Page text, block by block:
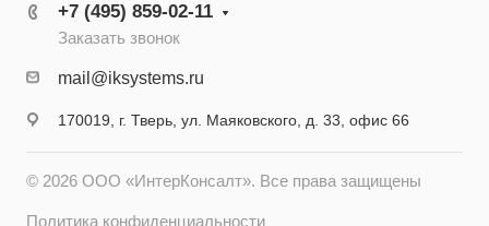
+7 (495) 859-02-11
Заказать звонок
mail@iksystems.ru
170019, г. Тверь, ул. Маяковского, д. 33, офис 66
© 2026 ООО «ИнтерКонсалт». Все права защищены
Политика конфиденциальности